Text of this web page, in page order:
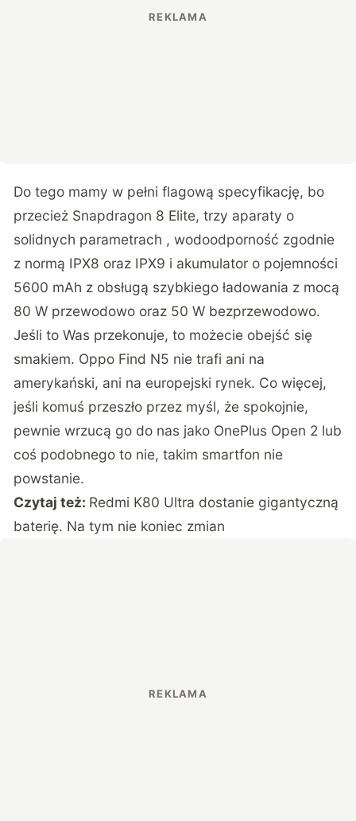
Do tego mamy w pełni flagową specyfikację, bo
przecież Snapdragon 8 Elite, trzy aparaty o
solidnych parametrach , wodoodporność zgodnie
z normą IPX8 oraz IPX9 i akumulator o pojemności
5600 mAh z obsługą szybkiego ładowania z mocą
80 W przewodowo oraz 50 W bezprzewodowo.
Jeśli to Was przekonuje, to możecie obejść się
smakiem. Oppo Find N5 nie trafi ani na
amerykański, ani na europejski rynek. Co więcej,
jeśli komuś przeszło przez myśl, że spokojnie,
pewnie wrzucą go do nas jako OnePlus Open 2 lub
coś podobnego to nie, takim smartfon nie
powstanie.
Czytaj też: Redmi K80 Ultra dostanie gigantyczną
baterię. Na tym nie koniec zmian